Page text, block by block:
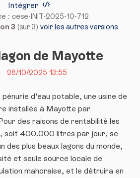
Intégrer
: cese-INIT-2025-10-712
3 (sur 3) voir les autres versions
de Mayotte
28/10/2025 13:55
d'eau potable, une usine de
installée à Mayotte par
des raisons de rentabilité les
soit 400.000 litres par jour, se
des plus beaux lagons du monde,
et seule source locale de
mahoraise, et le détruira en